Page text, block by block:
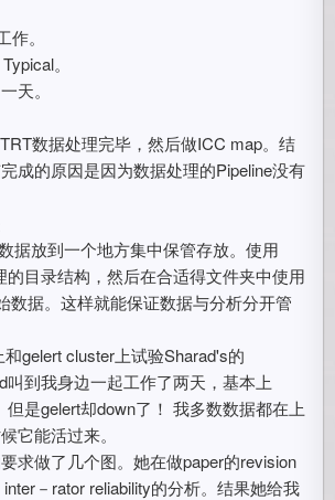
。
。
天。
数据处理完毕，然后做ICC map。结
成的原因是因为数据处理的Pipeline没有
据放到一个地方集中保管存放。使用
的目录结构，然后在合适得文件夹中使用
数据。这样就能保证数据与分析分开管
gelert cluster上试验Sharad's的
叫到我身边一起工作了两天，基本上
是gelert却down了！ 我多数数据都在上
它能活过来。
求做了几个图。她在做paper的revision
－rator reliability的分析。结果她给我